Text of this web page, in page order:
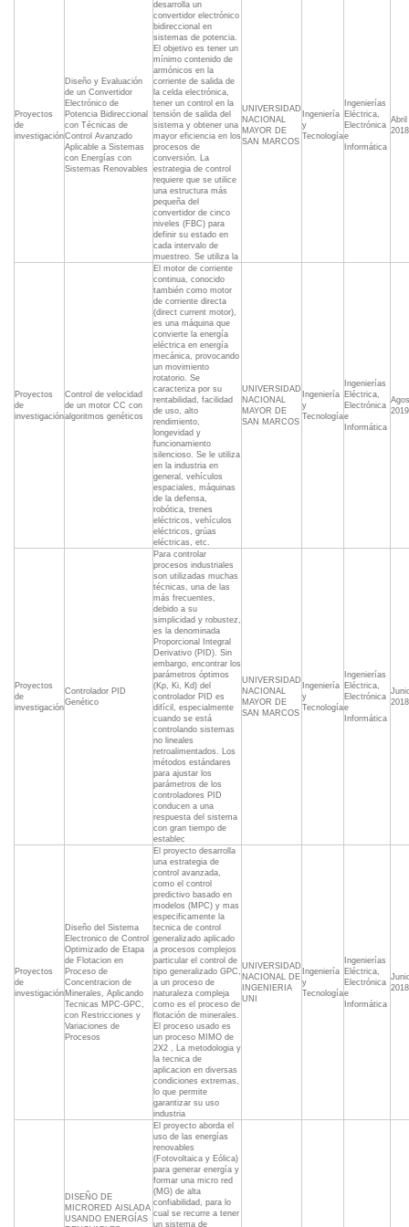
Proyectos
de
investigación
Diseño y Evaluación
de un Convertidor
Electrónico de
Potencia Bidireccional
con Técnicas de
Control Avanzado
Aplicable a Sistemas
con Energías con
Sistemas Renovables
desarrolla un
convertidor electrónico
bidireccional en
sistemas de potencia.
El objetivo es tener un
mínimo contenido de
armónicos en la
corriente de salida de
la celda electrónica,
tener un control en la
tensión de salida del
sistema y obtener una
mayor eficiencia en los
procesos de
conversión. La
estrategia de control
requiere que se utilice
una estructura más
pequeña del
convertidor de cinco
niveles (FBC) para
definir su estado en
cada intervalo de
muestreo. Se utiliza la
UNIVERSIDAD
NACIONAL
MAYOR DE
SAN MARCOS
Ingeniería
y
Tecnología
Ingenierías
Eléctrica,
Electrónica
e
Informática
Abril
2018
Proyectos
de
investigación
Control de velocidad
de un motor CC con
algoritmos genéticos
El motor de corriente
continua, conocido
también como motor
de corriente directa
(direct current motor),
es una máquina que
convierte la energía
eléctrica en energía
mecánica, provocando
un movimiento
rotatorio. Se
caracteriza por su
rentabilidad, facilidad
de uso, alto
rendimiento,
longevidad y
funcionamiento
silencioso. Se le utiliza
en la industria en
general, vehículos
espaciales, máquinas
de la defensa,
robótica, trenes
eléctricos, vehículos
eléctricos, grúas
eléctricas, etc.
UNIVERSIDAD
NACIONAL
MAYOR DE
SAN MARCOS
Ingeniería
y
Tecnología
Ingenierías
Eléctrica,
Electrónica
e
Informática
2019
Proyectos
de
investigación
Controlador PID
Genético
Para controlar
procesos industriales
son utilizadas muchas
técnicas, una de las
más frecuentes,
debido a su
simplicidad y robustez,
es la denominada
Proporcional Integral
Derivativo (PID). Sin
embargo, encontrar los
parámetros óptimos
(Kp, Ki, Kd) del
controlador PID es
difícil, especialmente
cuando se está
controlando sistemas
no lineales
retroalimentados. Los
métodos estándares
para ajustar los
parámetros de los
controladores PID
conducen a una
respuesta del sistema
con gran tiempo de
establec
UNIVERSIDAD
NACIONAL
MAYOR DE
SAN MARCOS
Ingeniería
y
Tecnología
Ingenierías
Eléctrica,
Electrónica
e
Informática
2018
Proyectos
de
investigación
Diseño del Sistema
Electronico de Control
Optimizado de Etapa
de Flotacion en
Proceso de
Concentracion de
Minerales, Aplicando
Tecnicas MPC-GPC,
con Restricciones y
Variaciones de
Procesos
El proyecto desarrolla
una estrategia de
control avanzada,
como el control
predictivo basado en
modelos (MPC) y mas
especificamente la
tecnica de control
generalizado aplicado
a procesos complejos
particular el control de
tipo generalizado GPC,
a un proceso de
naturaleza compleja
como es el proceso de
flotación de minerales.
El proceso usado es
un proceso MIMO de
2X2 , La metodologia y
la tecnica de
aplicacion en diversas
condiciones extremas,
lo que permite
garantizar su uso
industria
UNIVERSIDAD
NACIONAL DE
INGENIERIA
UNI
Ingeniería
y
Tecnología
Ingenierías
Eléctrica,
Electrónica
e
Informática
2018
DISEÑO DE
MICRORED AISLADA
USANDO ENERGÍAS
El proyecto aborda el
uso de las energías
renovables
(Fotovoltaica y Eólica)
para generar energía y
formar una micro red
(MG) de alta
confiabilidad, para lo
cual se recurre a tener
un sistema de